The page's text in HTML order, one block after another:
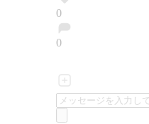
0
0